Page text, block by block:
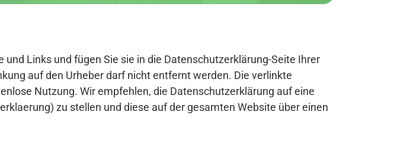
und Links und fügen Sie sie in die Datenschutzerklärung-Seite Ihrer
auf den Urheber darf nicht entfernt werden. Die verlinkte
Nutzung. Wir empfehlen, die Datenschutzerklärung auf eine
zu stellen und diese auf der gesamten Website über einen